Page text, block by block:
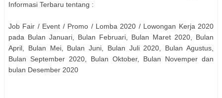
Informasi Terbaru tentang :
Job Fair / Event / Promo / Lomba 2020 / Lowongan Kerja 2020
pada Bulan Januari, Bulan Februari, Bulan Maret 2020, Bulan
April, Bulan Mei, Bulan Juni, Bulan Juli 2020, Bulan Agustus,
Bulan September 2020, Bulan Oktober, Bulan Novemper dan
bulan Desember 2020